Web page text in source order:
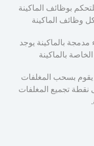
بوظائف الماكينة
وظائف الماكينة
مدمجة بالماكينة يوجد
بالماكينة
يقوم بسحب المغلفات
نقطة تجميع المغلفات